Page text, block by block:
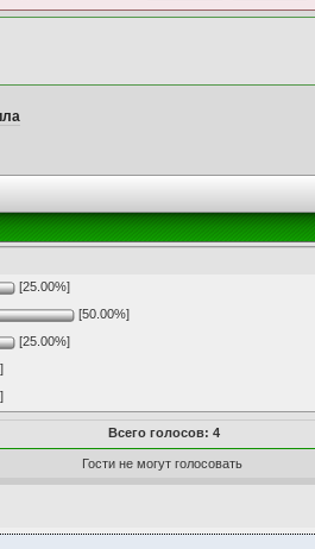
[25.00%]
[50.00%]
[25.00%]
Всего голосов: 4
Гости не могут голосовать